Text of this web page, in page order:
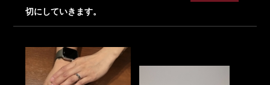
切にしていきます。